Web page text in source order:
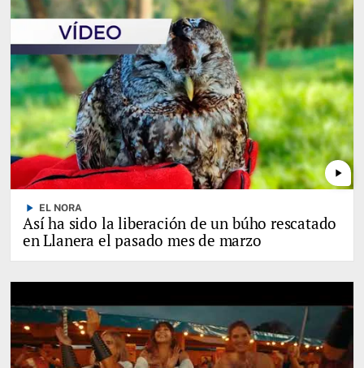
play_arrow
play_arrow EL NORA
Así ha sido la liberación de un búho rescatado
en Llanera el pasado mes de marzo